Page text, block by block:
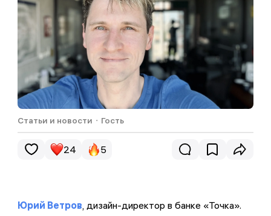
Статьи и новости ・ Гость
24 5
Юрий Ветров , дизайн-директор в банке «Точка».